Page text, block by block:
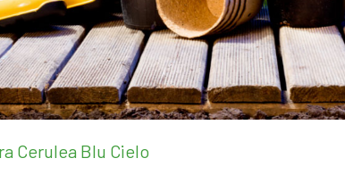
Cerulea Blu Cielo